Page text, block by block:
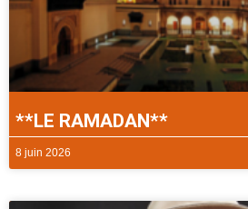
**LE RAMADAN**
8 juin 2026